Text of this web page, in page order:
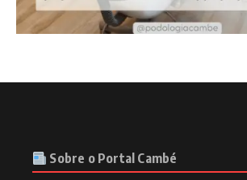
Sobre o Portal Cambé